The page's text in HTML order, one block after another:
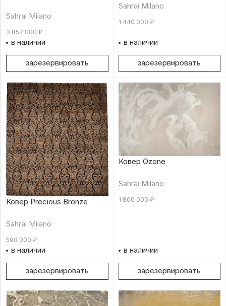
Sahrai Milano
3 857 000 ₽
в наличии
зарезервировать
Sahrai Milano
1 440 000 ₽
в наличии
зарезервировать
Ковер Precious Bronze
Sahrai Milano
590 000 ₽
в наличии
зарезервировать
Ковер Ozone
Sahrai Milano
1 800 000 ₽
в наличии
зарезервировать